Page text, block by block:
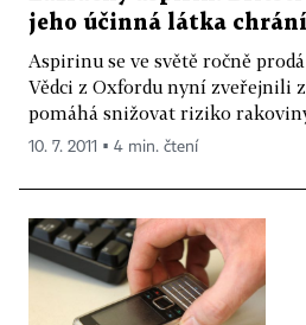
jeho účinná látka
Aspirinu se ve světě ročně
Vědci z Oxfordu nyní zveřejnili
pomáhá snižovat riziko
10. 7. 2011 ▪ 4 min. čtení